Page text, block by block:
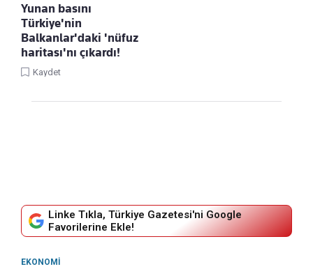
Yunan basını
Türkiye'nin
Balkanlar'daki 'nüfuz
haritası'nı çıkardı!
Kaydet
Linke Tıkla, Türkiye Gazetesi'ni Google
Favorilerine Ekle!
EKONOMI